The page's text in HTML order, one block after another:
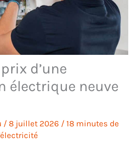
d’une
électrique neuve
/ 8 juillet 2026 / 18 minutes de